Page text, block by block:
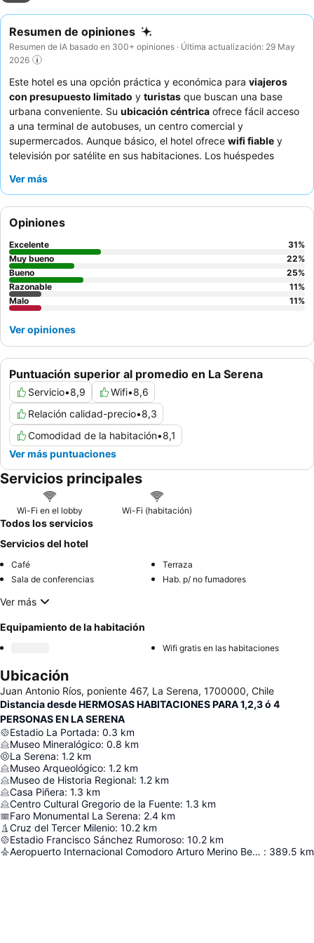
Resumen de opiniones
Resumen de IA basado en 300+ opiniones · Última actualización: 29 May
2026
Este hotel es una opción práctica y económica para viajeros
con presupuesto limitado y turistas que buscan una base
urbana conveniente. Su ubicación céntrica ofrece fácil acceso
a una terminal de autobuses, un centro comercial y
supermercados. Aunque básico, el hotel ofrece wifi fiable y
televisión por satélite en sus habitaciones. Los huéspedes
especialmente al equipo de recepción y al personal de la
sándwiches calientes y cruasanes. Para una experiencia más
tranquila, los huéspedes pueden preferir habitaciones que no
den al estadio o a las zonas comunes.
Ver más
Puntuación superior al promedio en La Serena
Servicio•8,9 Wifi•8,6
Relación calidad-precio•8,3
Comodidad de la habitación•8,1
Ver más puntuaciones
Opiniones
Excelente 31%
Muy bueno
22%
Bueno
25%
Razonable
11%
Malo
11%
Ver opiniones
Servicios principales
Wi-Fi en el lobby Wi-Fi (habitación)
Todos los servicios
Servicios del hotel
Café
Terraza
Sala de conferencias
Hab. p/ no fumadores
Ver más
Equipamiento de la habitación
Wifi gratis en las habitaciones
Ubicación
Juan Antonio Ríos, poniente 467, La Serena, 1700000, Chile
Distancia desde HERMOSAS HABITACIONES PARA 1,2,3 ó 4
PERSONAS EN LA SERENA
Estadio La Portada: 0.3 km
Museo Mineralógico: 0.8 km
La Serena: 1.2 km
Museo Arqueológico: 1.2 km
Museo de Historia Regional: 1.2 km
Casa Piñera: 1.3 km
Centro Cultural Gregorio de la Fuente: 1.3 km
Faro Monumental La Serena: 2.4 km
Cruz del Tercer Milenio: 10.2 km
Estadio Francisco Sánchez Rumoroso: 10.2 km
Aeropuerto Internacional Comodoro Arturo Merino Benítez : 389.5 km